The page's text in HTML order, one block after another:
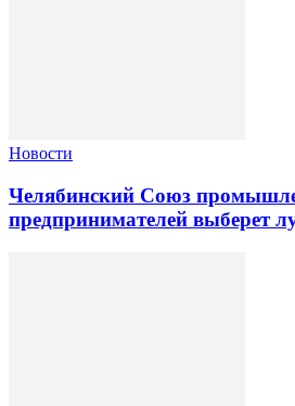
Новости
Челябинский Союз
предпринимателей выберет